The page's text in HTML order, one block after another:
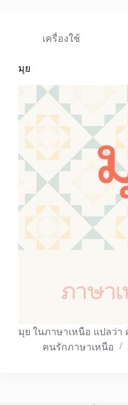
เครื่องใช้
มุย
มุย ในภาษาเหนือ แปลว่
คนรักภาษาเหนือ